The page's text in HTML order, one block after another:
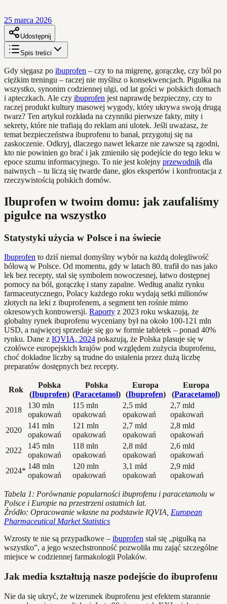
25 marca 2026
Udostępnij
Spis treści
Gdy sięgasz po ibuprofen – czy to na migrenę, gorączkę, czy ból po
ciężkim treningu – raczej nie myślisz o konsekwencjach. Pigułka na
wszystko, synonim codziennej ulgi, od lat gości w polskich domach
i apteczkach. Ale czy ibuprofen jest naprawdę bezpieczny, czy to
raczej produkt kultury masowej wygody, który ukrywa swoją drugą
twarz? Ten artykuł rozkłada na czynniki pierwsze fakty, mity i
sekrety, które nie trafiają do reklam ani ulotek. Jeśli uważasz, że
temat bezpieczeństwa ibuprofenu to banał, przygotuj się na
zaskoczenie. Odkryj, dlaczego nawet lekarze nie zawsze są zgodni,
kto nie powinien go brać i jak zmieniło się podejście do tego leku w
epoce szumu informacyjnego. To nie jest kolejny przewodnik dla
naiwnych – tu liczą się twarde dane, głos ekspertów i konfrontacja z
rzeczywistością polskich domów.
Ibuprofen w twoim domu: jak zaufaliśmy
pigułce na wszystko
Statystyki użycia w Polsce i na świecie
Ibuprofen to dziś niemal domyślny wybór na każdą dolegliwość
bólową w Polsce. Od momentu, gdy w latach 80. trafił do nas jako
lek bez recepty, stał się symbolem nowoczesnej, łatwo dostępnej
pomocy na ból, gorączkę i stany zapalne. Według analiz rynku
farmaceutycznego, Polacy każdego roku wydają setki milionów
złotych na leki z ibuprofenem, a segment ten rośnie mimo
okresowych kontrowersji. Raporty z 2023 roku wskazują, że
globalny rynek ibuprofenu wyceniany był na około 100-121 mln
USD, a najwięcej sprzedaje się go w formie tabletek – ponad 40%
rynku. Dane z IQVIA, 2024 pokazują, że Polska plasuje się w
czołówce europejskich krajów pod względem zużycia ibuprofenu,
choć dokładne liczby są trudne do ustalenia przez dużą liczbę
preparatów dostępnych bez recepty.
Rok
Polska
(Ibuprofen)
Polska
(Paracetamol)
Europa
(Ibuprofen)
Europa
(Paracetamol)
2018
130 mln
opakowań
115 mln
opakowań
2,5 mld
opakowań
2,7 mld
opakowań
2020
141 mln
opakowań
121 mln
opakowań
2,7 mld
opakowań
2,8 mld
opakowań
2022
145 mln
opakowań
118 mln
opakowań
2,8 mld
opakowań
2,6 mld
opakowań
2024*
148 mln
opakowań
120 mln
opakowań
3,1 mld
opakowań
2,9 mld
opakowań
Tabela 1: Porównanie popularności ibuprofenu i paracetamolu w
Polsce i Europie na przestrzeni ostatnich lat.
Źródło: Opracowanie własne na podstawie IQVIA, European
Pharmaceutical Market Statistics
Wzrosty te nie są przypadkowe – ibuprofen stał się „pigułką na
wszystko”, a jego wszechstronność pozwoliła mu zająć szczególne
miejsce w codziennej farmakologii Polaków.
Jak media kształtują nasze podejście do ibuprofenu
Nie da się ukryć, że wizerunek ibuprofenu jest efektem starannie